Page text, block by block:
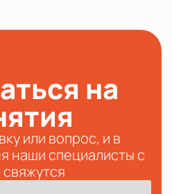
на
или вопрос, и в
наши специалисты с